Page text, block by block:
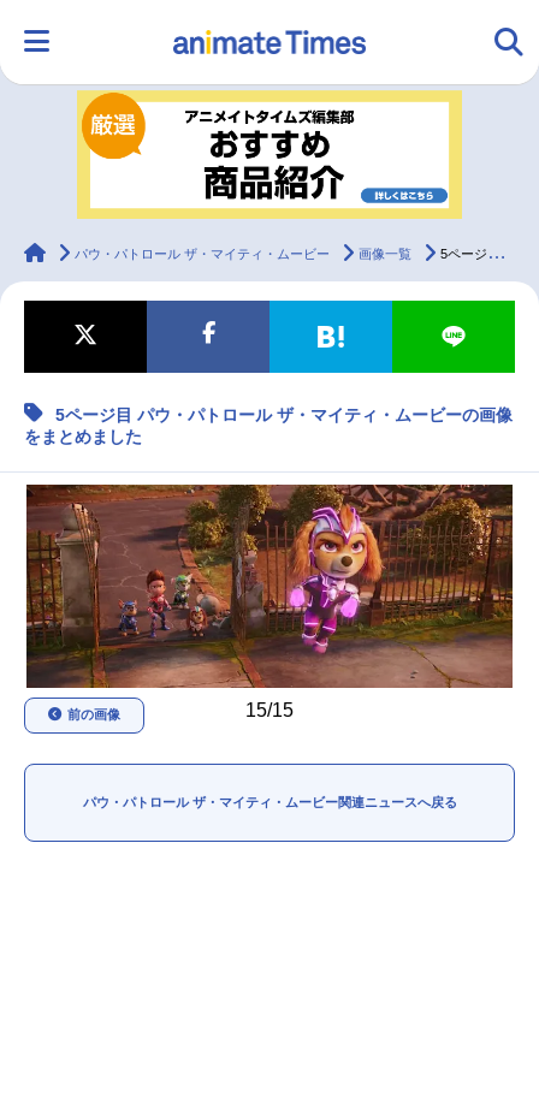
ランキング アニメ
ラジオ グッズ
マンガ・ラノベ ゲーム・アプリ 音楽 コスプレ
2.5次元 配信・Vtuber トレンド 無料マンガ
最新記事一覧
アニメ記事一覧 声優記事一覧
アニメ映画一覧 実写化映画一覧
今期アニメ曜日別一覧
春アニメ 夏アニメ
秋アニメ
FOLLOW US
animateTimes
パウ・パトロール ザ・マイティ・ムービー 画像一覧 5ページ目 パウ・パトロール ザ・マイティ・ムービーの画像をまとめました
5ページ目 パウ・パトロール ザ・マイティ・ムービーの画像
をまとめました
15/15
前の画像
パウ・パトロール ザ・マイティ・ムービー関連ニュースへ戻る